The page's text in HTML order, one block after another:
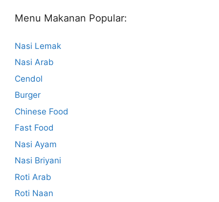
Menu Makanan Popular:
Nasi Lemak
Nasi Arab
Cendol
Burger
Chinese Food
Fast Food
Nasi Ayam
Nasi Briyani
Roti Arab
Roti Naan